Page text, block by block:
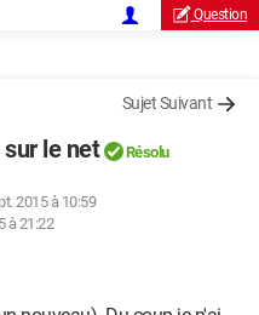
Question
Sujet Suivant
le net Résolu
2015 à 10:59
à 21:22